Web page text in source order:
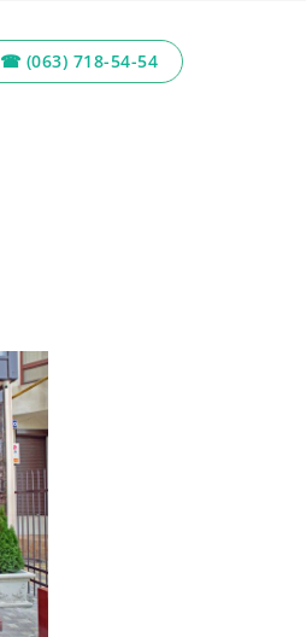
☎ (063) 718-54-54